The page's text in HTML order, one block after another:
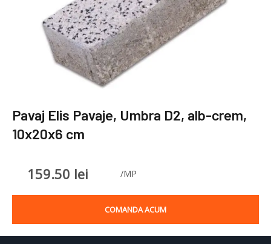
Pavaj Elis Pavaje, Umbra D2, alb-crem,
10x20x6 cm
159.50 lei /MP
COMANDA ACUM